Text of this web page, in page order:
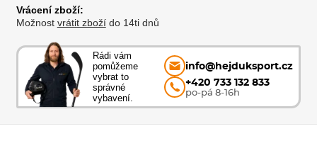
Vrácení zboží:
Možnost vrátit zbožído 14ti dnů
Rádi vám
pomůžeme
vybrat to
správné
vybavení.
info@hejduksport.cz
+420 733 132 833
po-pá 8-16h